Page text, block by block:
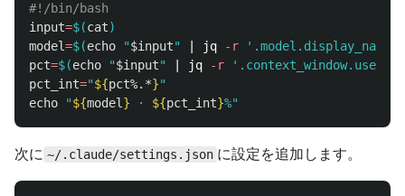
#!/bin/bash
input=$(cat)
model=$(echo "$input" | jq -r
'.model.display_name
pct=$(echo "$input" | jq -r
pct_int="${pct%.*}"
echo
"${model } · ${pct_int}%"
次に ~/.claude/settings.json に設定を追加します。